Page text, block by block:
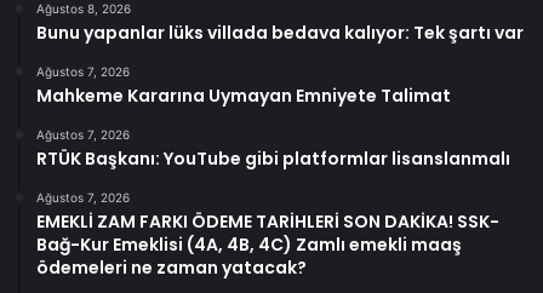
Ağustos 8, 2026
Bunu yapanlar lüks villada bedava kalıyor: Tek şartı var
Ağustos 7, 2026
Mahkeme Kararına Uymayan Emniyete Talimat
Ağustos 7, 2026
RTÜK Başkanı: YouTube gibi platformlar lisanslanmalı
Ağustos 7, 2026
EMEKLİ ZAM FARKI ÖDEME TARİHLERİ SON DAKİKA! SSK-
Bağ-Kur Emeklisi (4A, 4B, 4C) Zamlı emekli maaş
ödemeleri ne zaman yatacak?